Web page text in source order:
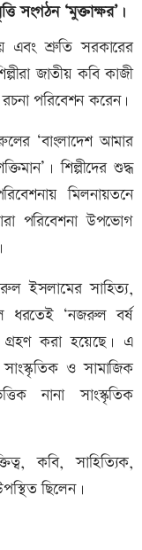
সংগঠন ‘মুক্তাক্ষর’।
এবং শ্রুতি সরকারের
জাতীয় কবি কাজী
পরিবেশন করেন।
‘বাংলাদেশ আমার
শিল্পীদের শুদ্ধ
মিলনায়তনে
পরিবেশনা উপভোগ
ইসলামের সাহিত্য,
ধরতেই ‘নজরুল বর্ষ
করা হয়েছে। এ
ও সামাজিক
নানা সাংস্কৃতিক
কবি, সাহিত্যিক,
ছিলেন।